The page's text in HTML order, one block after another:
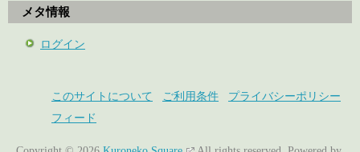
メタ情報
ログイン
このサイトについて ご利用条件
プライバシーポリシー
フィード